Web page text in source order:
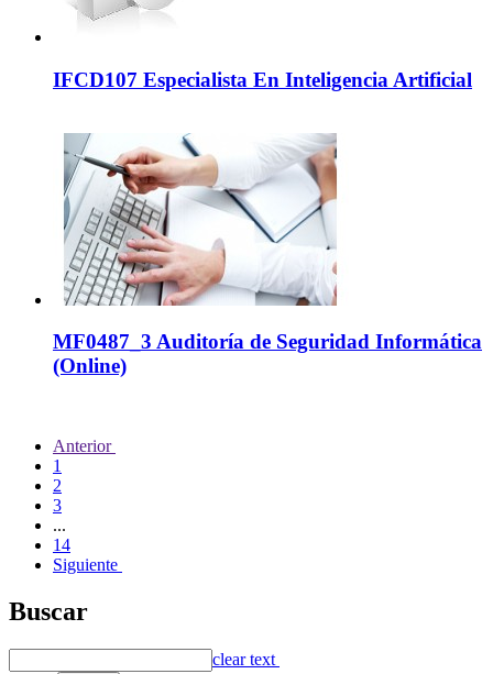
IFCD107 Especialista En Inteligencia Artificial
MF0487_3 Auditoría de Seguridad Informática
(Online)
Anterior
1
2
3
...
14
Siguiente
Buscar
clear text